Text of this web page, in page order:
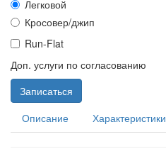
Легковой
Кросовер/джип
Run-Flat
Доп. услуги по согласованию
Записаться
Описание
Характеристики